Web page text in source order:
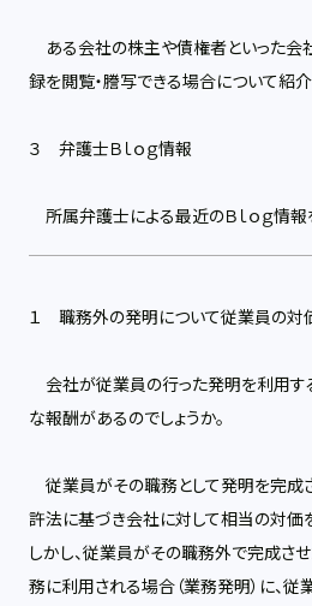
ある会社の株主や債権者といった会
録を閲覧・謄写できる場合について紹介
３ 弁護士Ｂｌｏｇ情報
所属弁護士による最近のＢｌｏｇ情報
１ 職務外の発明について従業員の対
会社が従業員の行った発明を利用す
な報酬があるのでしょうか。
従業員がその職務として発明を完成
許法に基づき会社に対して相当の対価
しかし、従業員がその職務外で完成さ
務に利用される場合（業務発明）に、